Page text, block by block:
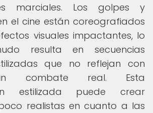
marciales. Los golpes y
el cine están coreografiados
visuales impactantes, lo
resulta en secuencias
que no reflejan con
combate real. Esta
estilizada puede crear
realistas en cuanto a las